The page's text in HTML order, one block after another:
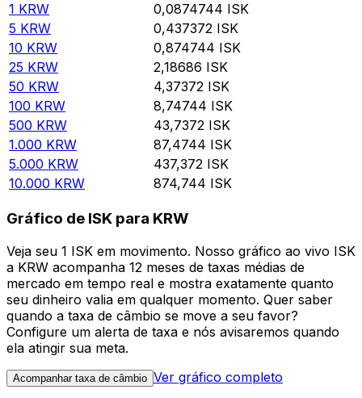
1 KRW 0,0874744 ISK
5 KRW 0,437372 ISK
10 KRW 0,874744 ISK
25 KRW 2,18686 ISK
50 KRW 4,37372 ISK
100 KRW 8,74744 ISK
500 KRW 43,7372 ISK
1.000 KRW 87,4744 ISK
5.000 KRW 437,372 ISK
10.000 KRW 874,744 ISK
Gráfico de ISK para KRW
Veja seu 1 ISK em movimento. Nosso gráfico ao vivo ISK
a KRW acompanha 12 meses de taxas médias de
mercado em tempo real e mostra exatamente quanto
seu dinheiro valia em qualquer momento. Quer saber
quando a taxa de câmbio se move a seu favor?
Configure um alerta de taxa e nós avisaremos quando
ela atingir sua meta.
Acompanhar taxa de câmbio Ver gráfico completo